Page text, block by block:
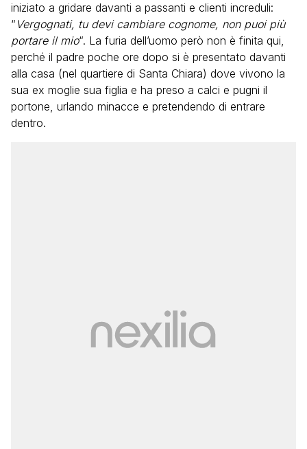
iniziato a gridare davanti a passanti e clienti increduli:
“ Vergognati, tu devi cambiare cognome, non puoi più
portare il mio“. La furia dell’uomo però non è finita qui,
perché il padre poche ore dopo si è presentato davanti
alla casa (nel quartiere di Santa Chiara) dove vivono la
sua ex moglie sua figlia e ha preso a calci e pugni il
portone, urlando minacce e pretendendo di entrare
dentro.